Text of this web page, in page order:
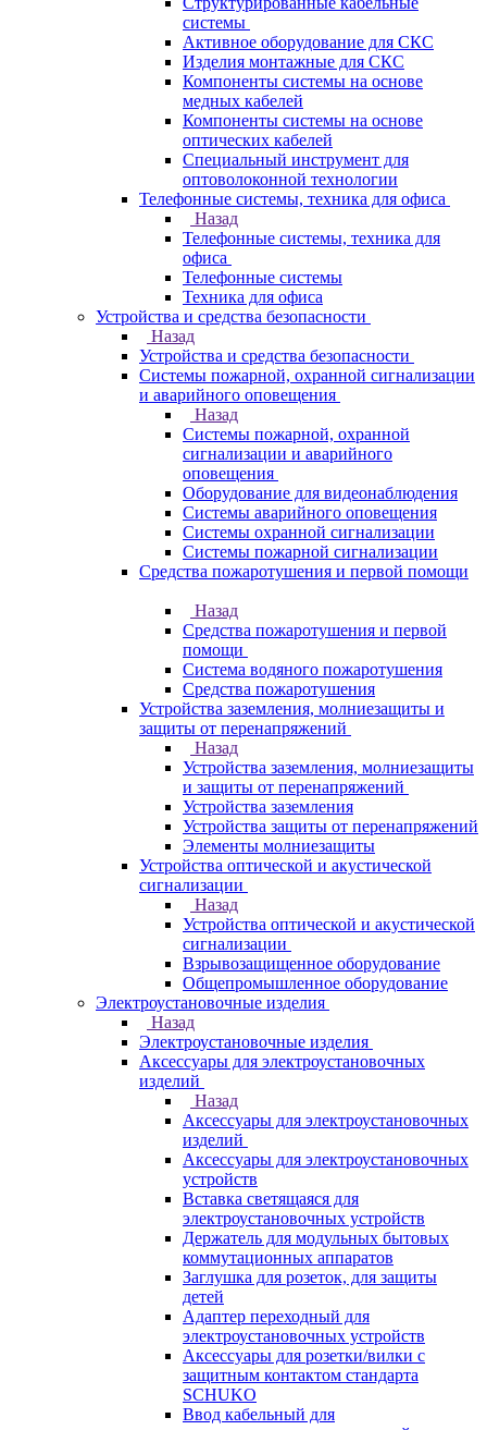
системы
Активное оборудование для СКС
Изделия монтажные для СКС
Компоненты системы на основе
медных кабелей
Компоненты системы на основе
оптических кабелей
Специальный инструмент для
оптоволоконной технологии
Телефонные системы, техника для офиса
Назад
Телефонные системы, техника для
офиса
Телефонные системы
Техника для офиса
Устройства и средства безопасности
Назад
Устройства и средства безопасности
Системы пожарной, охранной сигнализации
и аварийного оповещения
Назад
Системы пожарной, охранной
сигнализации и аварийного
оповещения
Оборудование для видеонаблюдения
Системы аварийного оповещения
Системы охранной сигнализации
Системы пожарной сигнализации
Средства пожаротушения и первой помощи
Назад
Средства пожаротушения и первой
помощи
Система водяного пожаротушения
Средства пожаротушения
Устройства заземления, молниезащиты и
защиты от перенапряжений
Назад
Устройства заземления, молниезащиты
и защиты от перенапряжений
Устройства заземления
Устройства защиты от перенапряжений
Элементы молниезащиты
Устройства оптической и акустической
сигнализации
Назад
Устройства оптической и акустической
сигнализации
Взрывозащищенное оборудование
Общепромышленное оборудование
Электроустановочные изделия
Назад
Электроустановочные изделия
Аксессуары для электроустановочных
изделий
Назад
Аксессуары для электроустановочных
изделий
Аксессуары для электроустановочных
устройств
Вставка светящаяся для
электроустановочных устройств
Держатель для модульных бытовых
коммутационных аппаратов
Заглушка для розеток, для защиты
детей
Адаптер переходный для
электроустановочных устройств
Аксессуары для розетки/вилки с
защитным контактом стандарта
SCHUKO
Ввод кабельный для